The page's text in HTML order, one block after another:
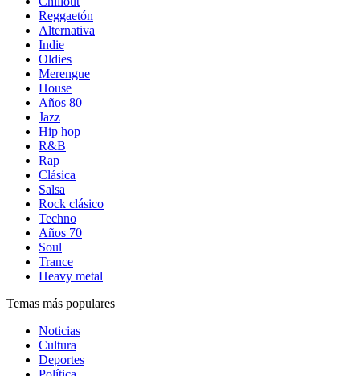
Reggaetón
Alternativa
Indie
Oldies
Merengue
House
Años 80
Jazz
Hip hop
R&B
Rap
Clásica
Salsa
Rock clásico
Techno
Años 70
Soul
Trance
Heavy metal
Temas más populares
Noticias
Cultura
Deportes